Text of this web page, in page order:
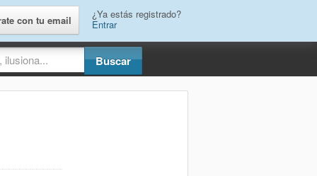
con tu email ¿Ya estás registrado?
Entrar